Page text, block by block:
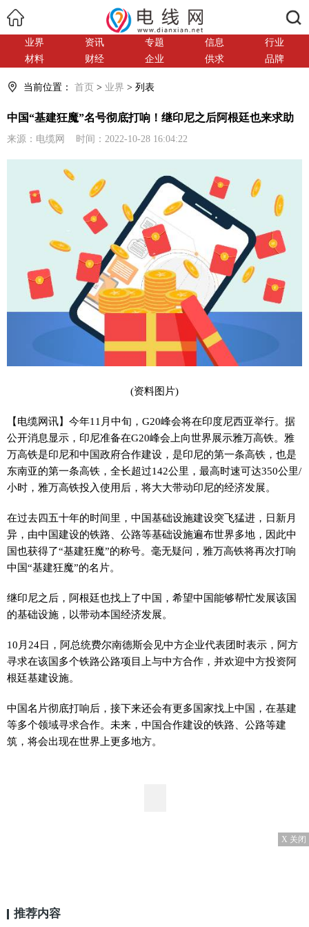
业界 资讯 专题 信息
行业
材料
财经 企业 供求 品牌
当前位置： 首页 > 业界 > 列表
中国“基建狂魔”名号彻底打响！继印尼之后阿根廷也来求助
来源：电缆网 时间：2022-10-28 16:04:22
(资料图片)
【电缆网讯】今年11月中旬，G20峰会将在印度尼西亚举行。据
公开消息显示，印尼准备在G20峰会上向世界展示雅万高铁。雅
万高铁是印尼和中国政府合作建设，是印尼的第一条高铁，也是
东南亚的第一条高铁，全长超过142公里，最高时速可达350公里/
小时，雅万高铁投入使用后，将大大带动印尼的经济发展。
在过去四五十年的时间里，中国基础设施建设突飞猛进，日新月
异，由中国建设的铁路、公路等基础设施遍布世界多地，因此中
国也获得了“基建狂魔”的称号。毫无疑问，雅万高铁将再次打响
中国“基建狂魔”的名片。
继印尼之后，阿根廷也找上了中国，希望中国能够帮忙发展该国
的基础设施，以带动本国经济发展。
10月24日，阿总统费尔南德斯会见中方企业代表团时表示，阿方
寻求在该国多个铁路公路项目上与中方合作，并欢迎中方投资阿
根廷基建设施。
中国名片彻底打响后，接下来还会有更多国家找上中国，在基建
等多个领域寻求合作。未来，中国合作建设的铁路、公路等建
筑，将会出现在世界上更多地方。
X 关闭
推荐内容